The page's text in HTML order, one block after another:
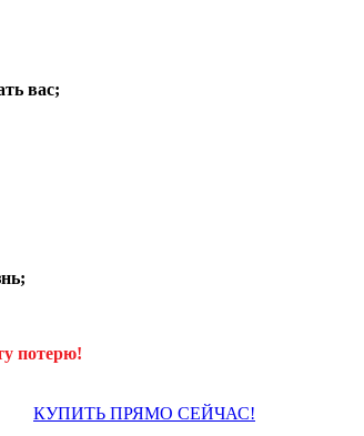
вас;
потерю!
КУПИТЬ ПРЯМО СЕЙЧАС!